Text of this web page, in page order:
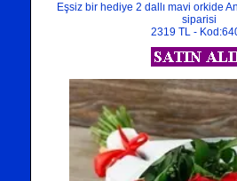
Eşsiz bir hediye 2 dallı mavi orkide
siparisi
2319 TL -